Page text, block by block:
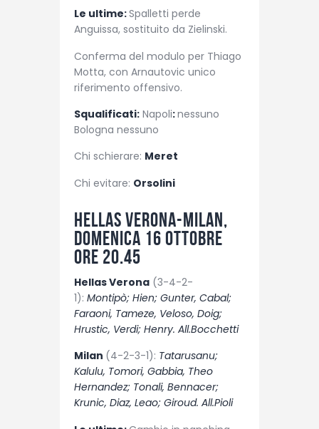
Le ultime:Spalletti perde
Anguissa, sostituito da Zielinski.
Conferma del modulo per Thiago
Motta, con Arnautovic unico
riferimento offensivo.
Squalificati: Napoli:nessuno
Bologna nessuno
Chi schierare: Meret
Chi evitare: Orsolini
Hellas Verona-Milan,
domenica 16 ottobre
ore 20.45
Hellas Verona (3-4-2-
1): Montipò; Hien; Gunter, Cabal;
Faraoni, Tameze, Veloso, Doig;
Hrustic, Verdi; Henry. All.Bocchetti
Milan (4-2-3-1): Tatarusanu;
Kalulu, Tomori, Gabbia, Theo
Hernandez; Tonali, Bennacer;
Krunic, Diaz, Leao; Giroud. All.Pioli